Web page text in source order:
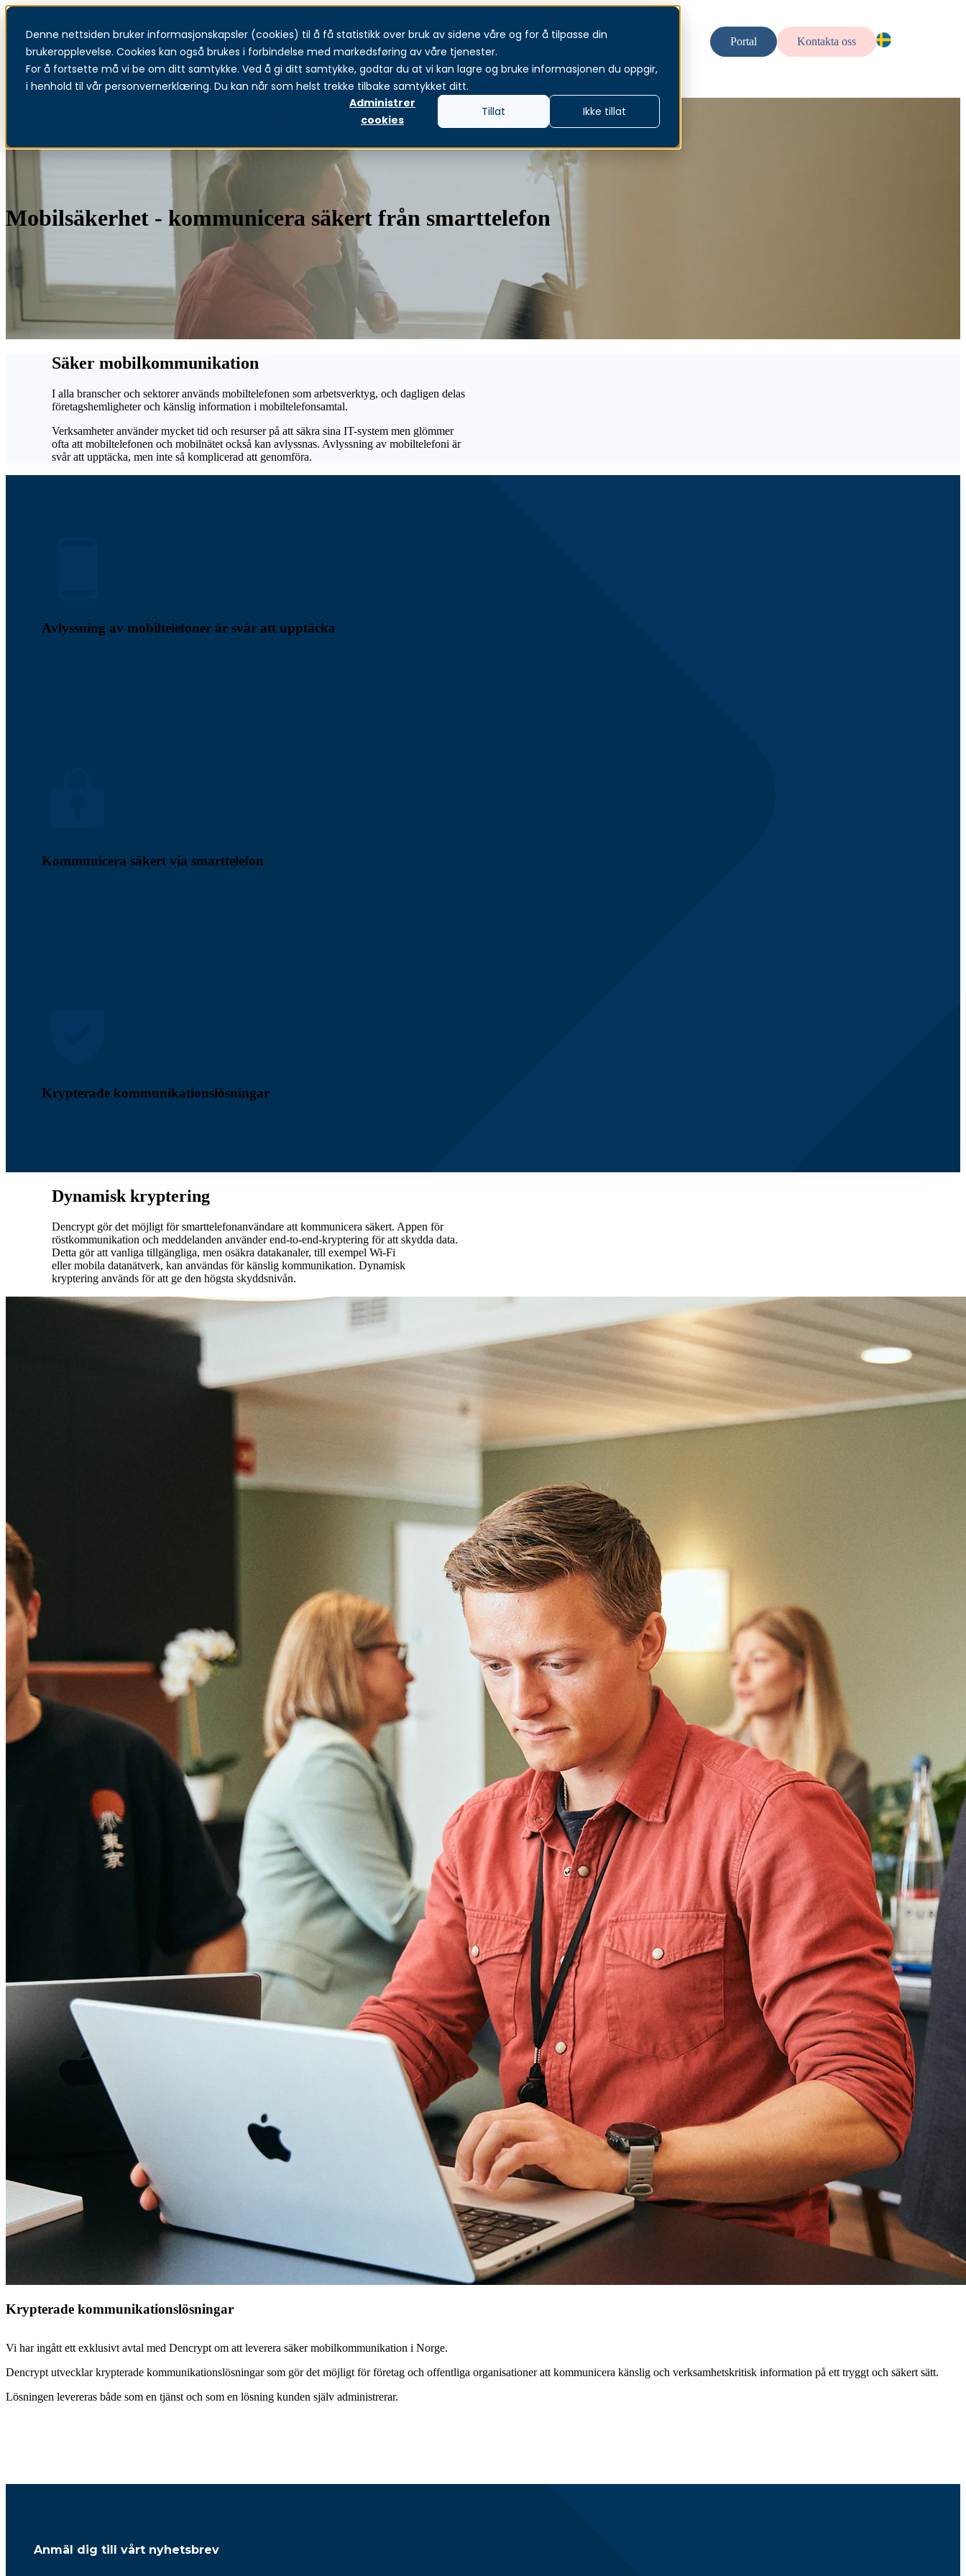
Denne nettsiden bruker informasjonskapsler (cookies) til å få statistikk over bruk av sidene våre og for å tilpasse din
brukeropplevelse. Cookies kan også brukes i forbindelse med markedsføring av våre tjenester.
For å fortsette må vi be om ditt samtykke. Ved å gi ditt samtykke, godtar du at vi kan lagre og bruke informasjonen du oppgir,
i henhold til vår personvernerklæring. Du kan når som helst trekke tilbake samtykket ditt.
Administrer
cookies
Tillat Ikke tillat
Tjänster Produkter och lösningar Om oss Portal Kontakta oss
Mobilsäkerhet - kommunicera säkert från smarttelefon
Säker mobilkommunikation
I alla branscher och sektorer används mobiltelefonen som arbetsverktyg, och dagligen delas
företagshemligheter och känslig information i mobiltelefonsamtal.
Verksamheter använder mycket tid och resurser på att säkra sina IT-system men glömmer
ofta att mobiltelefonen och mobilnätet också kan avlyssnas. Avlyssning av mobiltelefoni är
svår att upptäcka, men inte så komplicerad att genomföra.
Avlyssning av mobiltelefoner är svår att upptäcka
Kommunicera säkert via smarttelefon
Krypterade kommunikationslösningar
Dynamisk kryptering
Dencrypt gör det möjligt för smarttelefonanvändare att kommunicera säkert. Appen för
röstkommunikation och meddelanden använder end-to-end-kryptering för att skydda data.
Detta gör att vanliga tillgängliga, men osäkra datakanaler, till exempel Wi-Fi
eller mobila datanätverk, kan användas för känslig kommunikation. Dynamisk
kryptering används för att ge den högsta skyddsnivån.
Krypterade kommunikationslösningar
Vi har ingått ett exklusivt avtal med Dencrypt om att leverera säker mobilkommunikation i Norge.
Dencrypt utvecklar krypterade kommunikationslösningar som gör det möjligt för företag och offentliga organisationer att kommunicera känslig och verksamhetskritisk information på ett tryggt och säkert sätt.
Lösningen levereras både som en tjänst och som en lösning kunden själv administrerar.
Anmäl dig till vårt nyhetsbrev